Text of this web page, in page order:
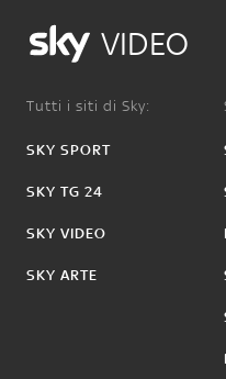
VIDEO
Tutti i siti di Sky:
SKY SPORT
SKY TG 24
SKY VIDEO
SKY ARTE